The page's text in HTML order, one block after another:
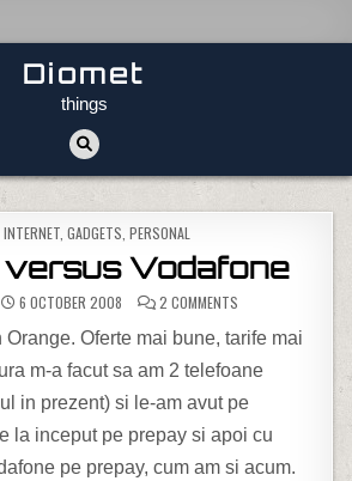
Diomet
things
IN GADGETS PERSONAL
versus Vodafone
6 OCTOBER 2008 2 COMMENTS
Orange. Oferte mai bune, tarife mai
m-a facut sa am 2 telefoane
in prezent) si le-am avut pe
la inceput pe prepay si apoi cu
pe prepay, cum am si acum.